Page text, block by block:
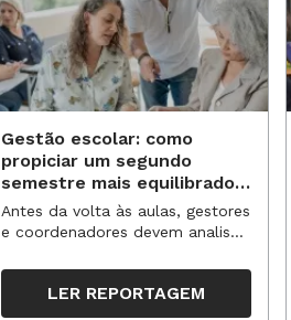
Gestão escolar: como
propiciar um segundo
semestre mais equilibrado
para os professores?
Antes da volta às aulas, gestores
e coordenadores devem analisar
organizar ações para orientar o
trabalho pedagógico ao longo
do período
LER REPORTAGEM